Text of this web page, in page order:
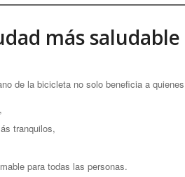
más
de la bicicleta no solo beneficia a
tranquilos,
para todas las personas.